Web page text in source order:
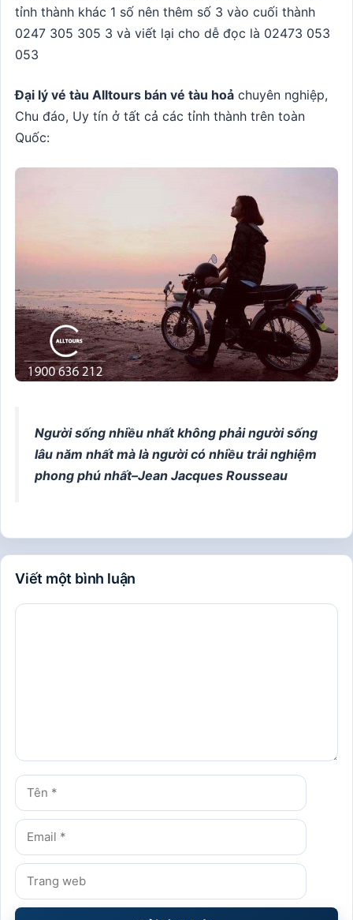
tỉnh thành khác 1 số nên thêm số 3 vào cuối thành
0247 305 305 3 và viết lại cho dễ đọc là 02473 053
053
Đại lý vé tàu Alltours bán vé tàu hoả chuyên nghiệp,
Chu đáo, Uy tín ở tất cả các tỉnh thành trên toàn
Quốc:
Người sống nhiều nhất không phải người sống
lâu năm nhất mà là người có nhiều trải nghiệm
phong phú nhất–Jean Jacques Rousseau
Viết một bình luận
Bình
Tên
Email
Trang
web